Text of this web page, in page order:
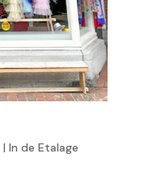
| In de Etalage